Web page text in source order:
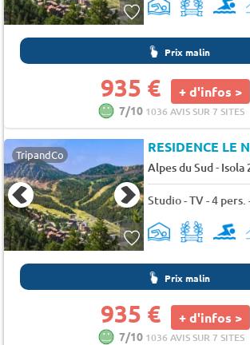
Prix malin
935 € + d'infos >
7/10 1036 AVIS SUR 7 SITES
TripandCo
Alpes du Sud- Isola
Prix malin
935 € + d'infos >
7/10 1036 AVIS SUR 7 SITES